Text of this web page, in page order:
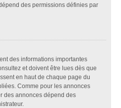
des permissions définies par
des informations importantes
et doivent être lues dès que
en haut de chaque page du
Comme pour les annonces
des annonces dépend des